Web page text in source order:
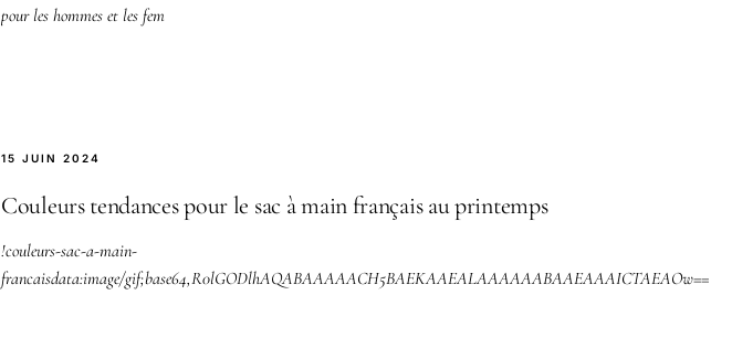
pour les hommes et les fem
15 JUIN 2024
Couleurs tendances pour le sac à main français au printemps
!couleurs-sac-a-main-
francaisdata:image/gif;base64,R0lGODlhAQABAAAAACH5BAEKAAEALAAAAAABAAEAAAICTAEAOw==